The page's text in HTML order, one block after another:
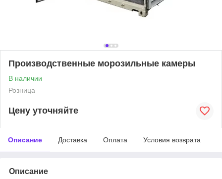
Производственные морозильные камеры
В наличии
Розница
Цену уточняйте
Описание Доставка Оплата Условия возврата
Описание